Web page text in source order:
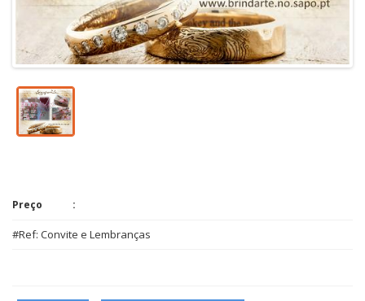
Preço
#Ref: Convite e Lembranças